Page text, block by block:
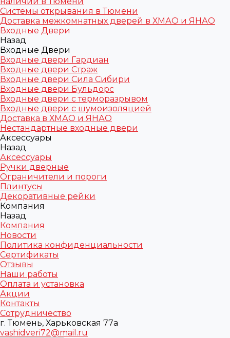
Системы открывания в Тюмени
Доставка межкомнатных дверей в ХМАО и ЯНАО
Входные Двери
Назад
Входные Двери
Входные двери Гардиан
Входные двери Страж
Входные двери Сила Сибири
Входные двери Бульдорс
Входные двери с терморазрывом
Входные двери с шумоизоляцией
Доставка в ХМАО и ЯНАО
Нестандартные входные двери
Аксессуары
Назад
Аксессуары
Ручки дверные
Ограничители и пороги
Плинтусы
Декоративные рейки
Компания
Назад
Компания
Новости
Политика конфиденциальности
Сертификаты
Отзывы
Наши работы
Оплата и установка
Акции
Контакты
Сотрудничество
г. Тюмень, Харьковская 77а
vashidveri72@mail.ru